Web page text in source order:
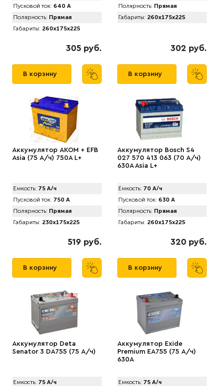
Пусковой ток: 640 А
Полярность: Прямая
Габариты: 260x175x225
305 руб.
В корзину
Полярность: Прямая
Габариты: 260x175x225
302 руб.
В корзину
Аккумулятор АКОМ + EFB
Asia (75 А/ч) 750А L+
Емкость: 75 А/ч
Пусковой ток: 750 А
Полярность: Прямая
Габариты: 230x175x225
519 руб.
В корзину
Аккумулятор Bosch S4
027 570 413 063 (70 А/ч)
630A Asia L+
Емкость: 70 А/ч
Пусковой ток: 630 А
Полярность: Прямая
Габариты: 260x175x225
320 руб.
В корзину
Аккумулятор Deta
Senator 3 DA755 (75 А/ч)
Емкость: 75 А/ч
Аккумулятор Exide
Premium EA755 (75 А/ч)
630A
Емкость: 75 А/ч